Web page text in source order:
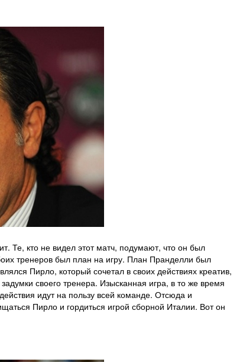
Те, кто не видел этот матч, подумают, что он был
тренеров был план на игру. План Пранделли был
Пирло, который сочетал в своих действиях креатив,
своего тренера. Изысканная игра, в то же время
идут на пользу всей команде. Отсюда и
Пирло и гордиться игрой сборной Италии. Вот он